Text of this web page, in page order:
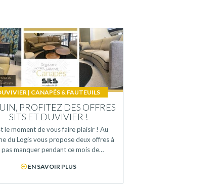
| CANAPÉS & FAUTEUILS
PROFITEZ DES OFFRES
SITS ET DUVIVIER !
le moment de vous faire plaisir ! Au
du Logis vous propose deux offres à
pas manquer pendant ce mois de…
EN SAVOIR PLUS